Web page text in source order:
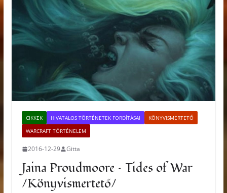
CIKKEK HIVATALOS TÖRTÉNETEK FORDÍTÁSAI
KÖNYVISMERTETŐ
WARCRAFT TÖRTÉNELEM
2016-12-29 Gitta
Jaina Proudmoore – Tides of War
/Könyvismertető/